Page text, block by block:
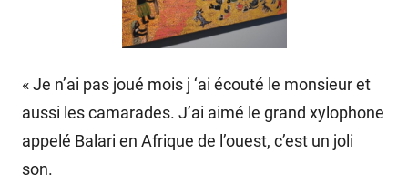
« Je n’ai pas joué mois j ‘ai écouté le monsieur et
aussi les camarades. J’ai aimé le grand xylophone
appelé Balari en Afrique de l’ouest, c’est un joli
son.